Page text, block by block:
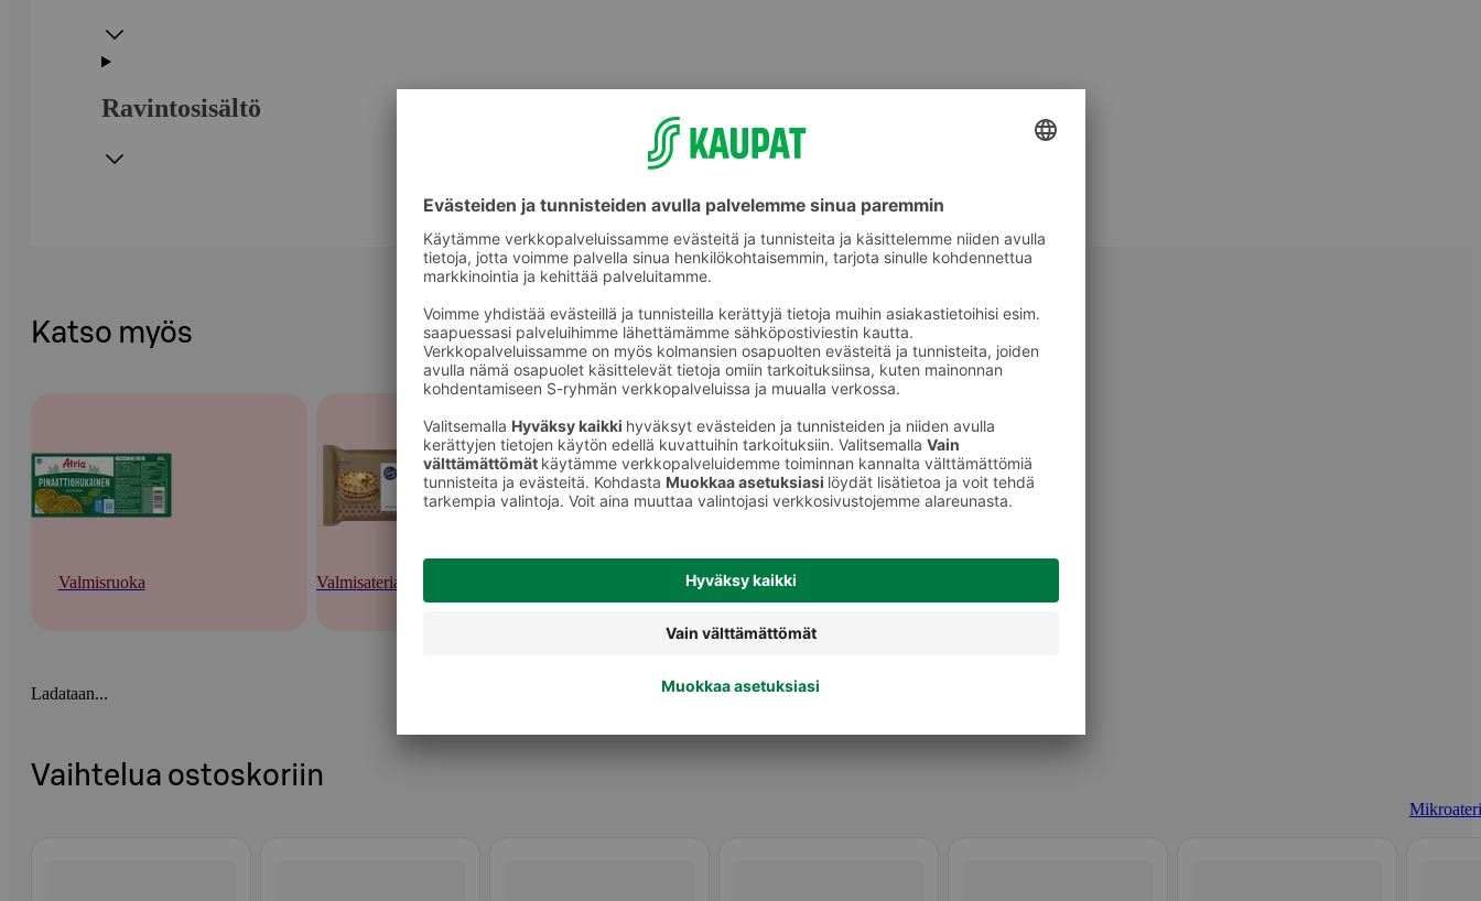
Ravintosisältö
Katso myös
Valmisruoka Valmisateriat ja -keitot Mikroateriat
Ladataan...
Vaihtelua ostoskoriin